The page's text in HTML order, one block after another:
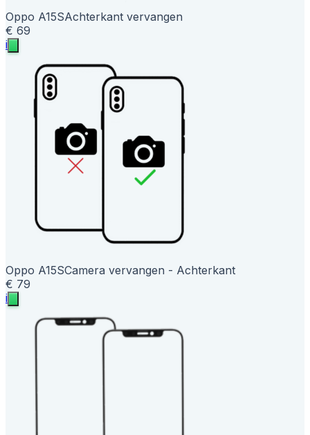
Oppo A15SAchterkant vervangen
€ 69
i
Oppo A15SCamera vervangen - Achterkant
€ 79
i